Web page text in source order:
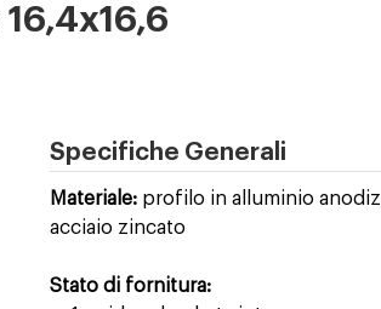
Specifiche Generali
Materiale:profilo in alluminio
acciaio zincato
Stato di fornitura: